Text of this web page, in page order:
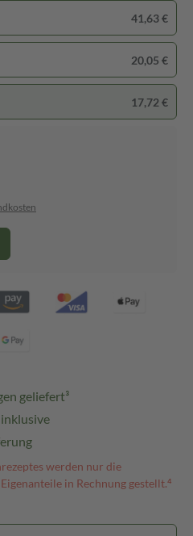
41,63 €
20,05 €
17,72 €
geliefert³
werden nur die
in Rechnung gestellt.⁴